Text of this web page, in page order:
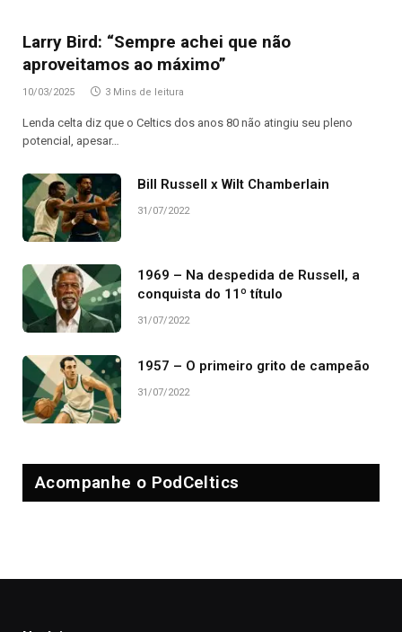
Larry Bird: “Sempre achei que não
aproveitamos ao máximo”
10/03/2025 3 Mins de leitura
Lenda celta diz que o Celtics dos anos 80 não atingiu seu pleno
potencial, apesar…
Bill Russell x Wilt Chamberlain
31/07/2022
1969 – Na despedida de Russell, a
conquista do 11º título
31/07/2022
1957 – O primeiro grito de campeão
31/07/2022
Acompanhe o PodCeltics